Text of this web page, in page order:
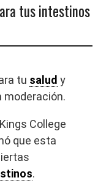
tus intestinos
tu salud y
moderación.
College
que esta
.